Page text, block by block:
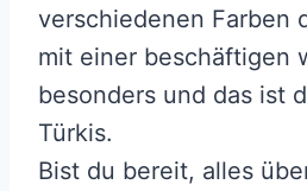
verschiedenen Farben
mit einer beschäftigen
besonders und das ist
Türkis.
Bist du bereit, alles